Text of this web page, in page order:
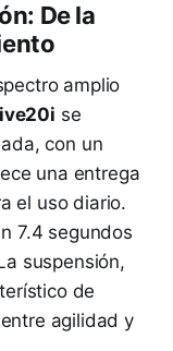
De la
amplio
se
con un
una entrega
el uso diario.
7.4 segundos
suspensión,
de
agilidad y